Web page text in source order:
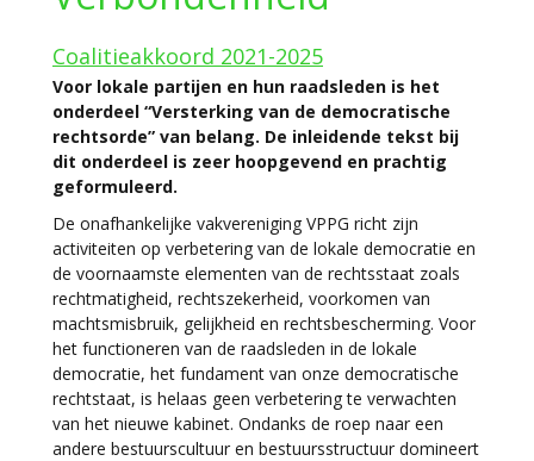
Coalitieakkoord 2021-2025
Voor lokale partijen en hun raadsleden is het
onderdeel “Versterking van de democratische
rechtsorde” van belang. De inleidende tekst bij
dit onderdeel is zeer hoopgevend en prachtig
geformuleerd.
De onafhankelijke vakvereniging VPPG richt zijn
activiteiten op verbetering van de lokale democratie en
de voornaamste elementen van de rechtsstaat zoals
rechtmatigheid, rechtszekerheid, voorkomen van
machtsmisbruik, gelijkheid en rechtsbescherming. Voor
het functioneren van de raadsleden in de lokale
democratie, het fundament van onze democratische
rechtstaat, is helaas geen verbetering te verwachten
van het nieuwe kabinet. Ondanks de roep naar een
andere bestuurscultuur en bestuursstructuur domineert